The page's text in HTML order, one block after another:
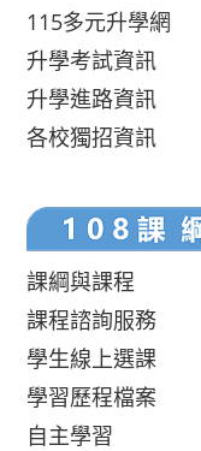
115多元升學網
升學考試資訊
升學進路資訊
各校獨招資訊
課綱與課程
課程諮詢服務
學生線上選課
學習歷程檔案
自主學習